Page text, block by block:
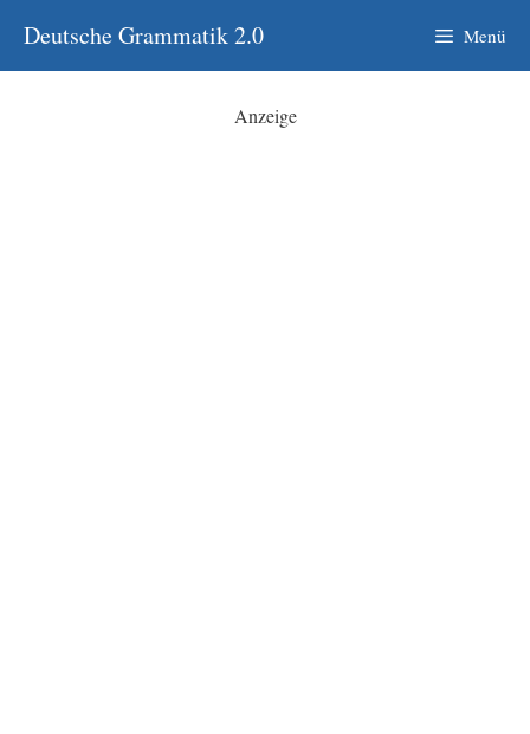
Inhalt
springen
Deutsche Grammatik 2.0 Menü
Anzeige